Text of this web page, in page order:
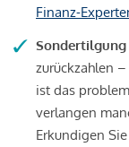
Finanz-
Sondertilgung
zurückzahlen
ist das
verlangen
Erkundigen